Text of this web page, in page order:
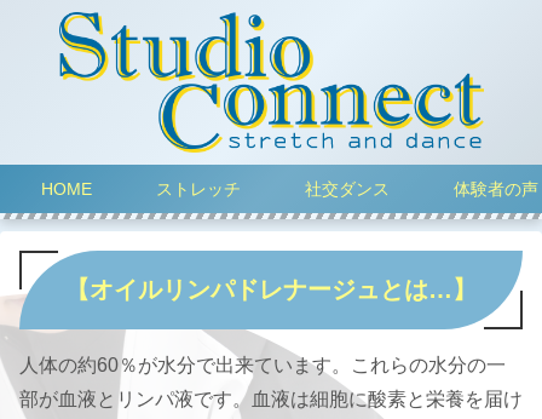
HOME ストレッチ 社交ダンス 体験者の声
【オイルリンパドレナージュとは…】
人体の約60％が水分で出来ています。これらの水分の一
部が血液とリンパ液です。血液は細胞に酸素と栄養を届け